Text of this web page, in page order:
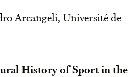
Arcangeli, Université de
History of Sport in the